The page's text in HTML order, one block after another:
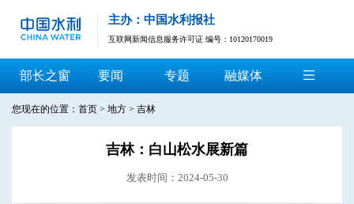
主办：中国水利报社
互联网新闻信息服务许可证 编号：10120170019
部长之窗 要闻 专题 融媒体
您现在的位置： 首页 > 地方 > 吉林
吉林：白山松水展新篇
发表时间：2024-05-30